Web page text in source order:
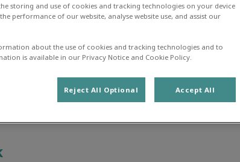
B
storing and use of cookies and tracking technologies on your device
performance of our website, analyse website use, and assist our
about the use of cookies and tracking technologies and to
is available in our Privacy Notice and Cookie Policy.
Reject All Optional Accept All